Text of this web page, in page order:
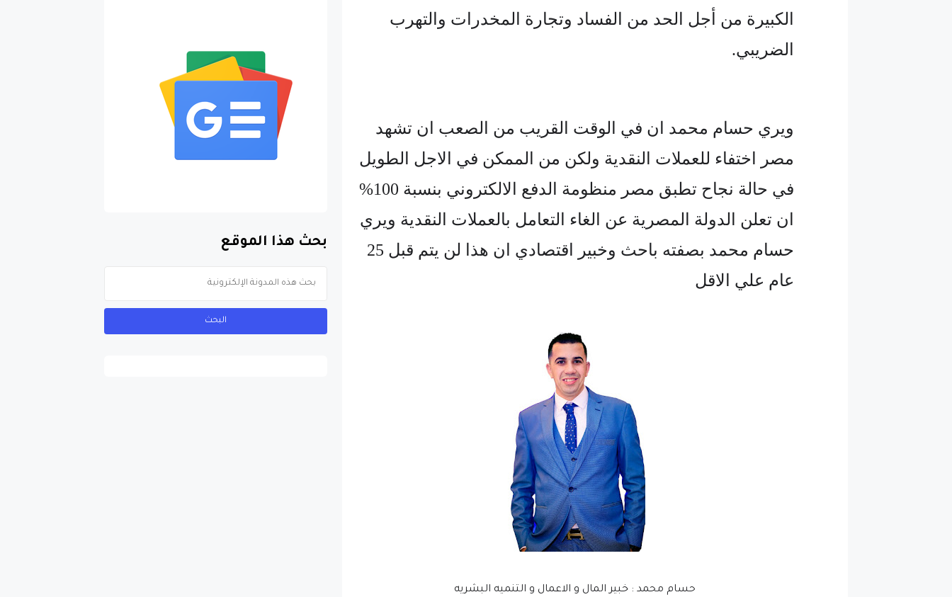
الكبيرة من أجل الحد من الفساد وتجارة المخدرات والتهرب
الضريبي.
ويري حسام محمد ان في الوقت القريب من الصعب ان تشهد
مصر اختفاء للعملات النقدية ولكن من الممكن في الاجل الطويل
في حالة نجاح تطبق مصر منظومة الدفع الالكتروني بنسبة 100%
ان تعلن الدولة المصرية عن الغاء التعامل بالعملات النقدية ويري
حسام محمد بصفته باحث وخبير اقتصادي ان هذا لن يتم قبل 25
عام علي الاقل
حسام محمد : خبير المال و الاعمال و التنميه البشريه
بحث هذا الموقع